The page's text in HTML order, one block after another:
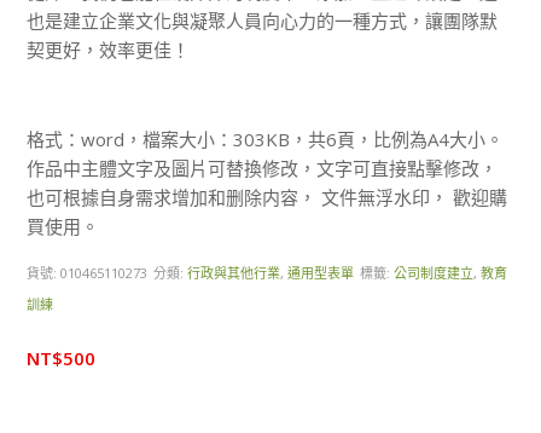
也是建立企業文化與凝聚人員向心力的一種方式，讓團隊默
契更好，效率更佳！
格式：word，檔案大小：303KB，共6頁，比例為A4大小。
作品中主體文字及圖片可替換修改，文字可直接點擊修改，
也可根據自身需求增加和删除内容， 文件無浮水印， 歡迎購
買使用。
貨號: 010465110273 分類:行政與其他行業,通用型表單 標籤:公司制度建立,教育
訓練
NT$500